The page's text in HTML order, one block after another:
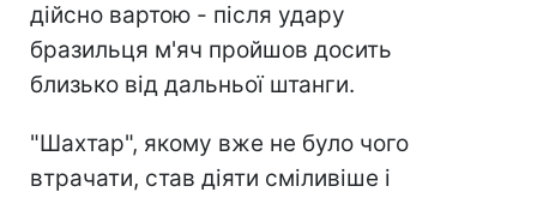
дійсно вартою - після удару
бразильця м'яч пройшов досить
близько від дальньої штанги.
"Шахтар", якому вже не було чого
втрачати, став діяти сміливіше і